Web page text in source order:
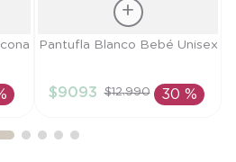
Talla
AÑADIR AL
Pantufla Blanco Bebé Unisex
$9093 $12.990 30 %